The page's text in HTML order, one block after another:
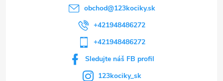
obchod@123kociky.sk
+421948486272
+421948486272
Sledujte náš FB profil
123kociky_sk